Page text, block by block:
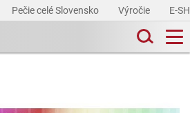
Pečie celé Slovensko Výročie E-